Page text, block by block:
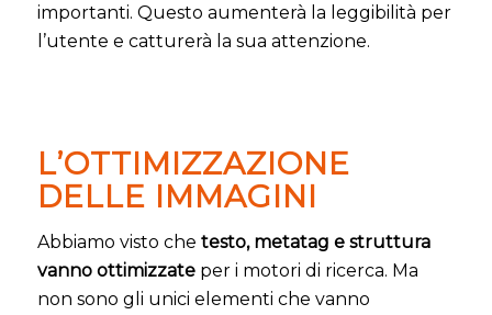
importanti. Questo aumenterà la leggibilità per
l’utente e catturerà la sua attenzione.
L’OTTIMIZZAZIONE
DELLE IMMAGINI
Abbiamo visto che testo, metatag e struttura
vanno ottimizzateper i motori di ricerca. Ma
non sono gli unici elementi che vanno